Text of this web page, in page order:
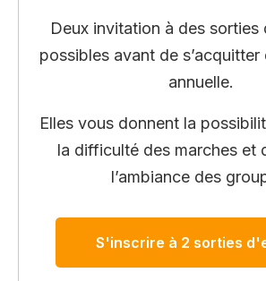
Deux invitation à des sorties
possibles avant de s’acquitter
annuelle.
Elles vous donnent la
la difficulté des marches et
l’ambiance des
S'inscrire à 2 sorties